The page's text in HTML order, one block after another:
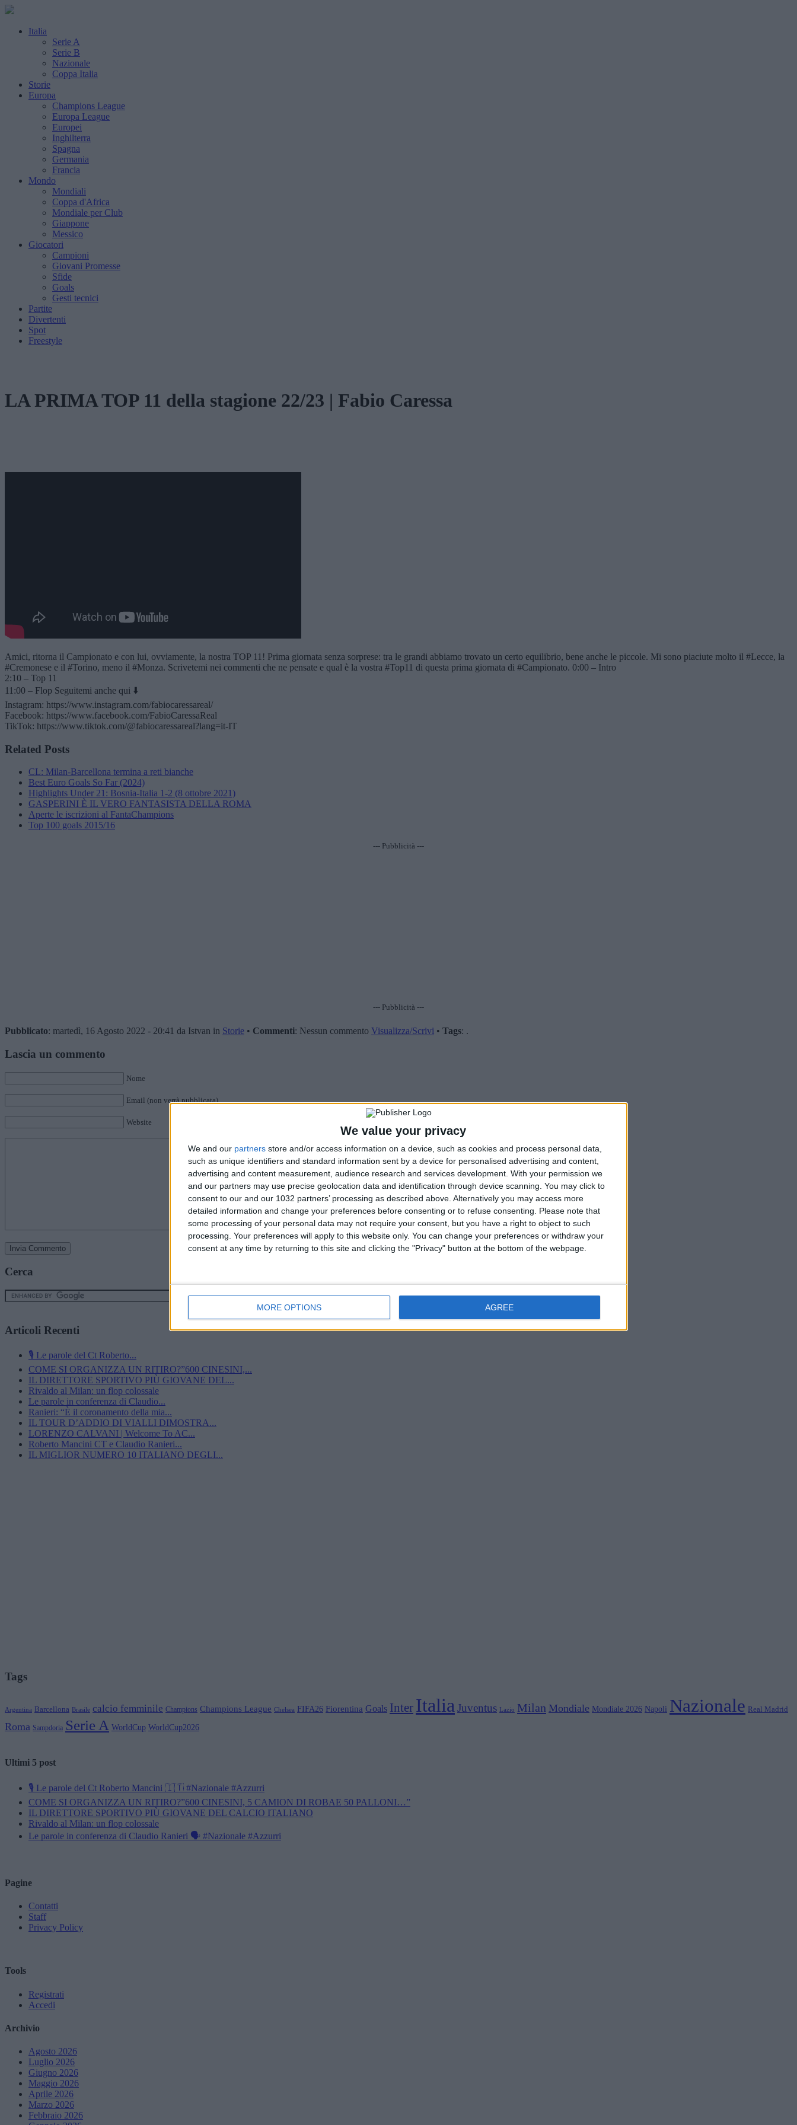
We value your privacy
We and our partners store and/or access information on a device, such as cookies and process personal data,
such as unique identifiers and standard information sent by a device for personalised advertising and content,
advertising and content measurement, audience research and services development. With your permission we
and our partners may use precise geolocation data and identification through device scanning. You may click to
consent to our and our 1032 partners’ processing as described above. Alternatively you may access more
detailed information and change your preferences before consenting or to refuse consenting.
Please note that
some processing of your personal data may not require your consent, but you have a right to object to such
processing. Your preferences will apply to this website only. You can change your preferences or withdraw your
consent at any time by returning to this site and clicking the "Privacy" button at the bottom of the webpage.
MORE OPTIONS AGREE
Italia
Serie A
Serie B
Nazionale
Coppa Italia
Storie
Europa
Champions League
Europa League
Europei
Inghilterra
Spagna
Germania
Francia
Mondo
Mondiali
Coppa d'Africa
Mondiale per Club
Giappone
Messico
Giocatori
Campioni
Giovani Promesse
Sfide
Goals
Gesti tecnici
Partite
Divertenti
Spot
Freestyle
LA PRIMA TOP 11 della stagione 22/23 | Fabio Caressa
Amici, ritorna il Campionato e con lui, ovviamente, la nostra TOP 11! Prima giornata senza sorprese: tra le grandi abbiamo trovato un certo equilibrio, bene anche le piccole. Mi sono piaciute molto il #Lecce, la
#Cremonese e il #Torino, meno il #Monza. Scrivetemi nei commenti che ne pensate e qual è la vostra #Top11 di questa prima giornata di #Campionato. 0:00 – Intro
2:10 – Top 11
11:00 – Flop Seguitemi anche qui ⬇️
Instagram: https://www.instagram.com/fabiocaressareal/
Facebook: https://www.facebook.com/FabioCaressaReal
TikTok: https://www.tiktok.com/@fabiocaressareal?lang=it-IT
Related Posts
CL: Milan-Barcellona termina a reti bianche
Best Euro Goals So Far (2024)
Highlights Under 21: Bosnia-Italia 1-2 (8 ottobre 2021)
GASPERINI È IL VERO FANTASISTA DELLA ROMA
Aperte le iscrizioni al FantaChampions
Top 100 goals 2015/16
--- Pubblicità ---
--- Pubblicità ---
Pubblicato: martedì, 16 Agosto 2022 - 20:41 da Istvan in Storie • Commenti: Nessun commento Visualizza/Scrivi • Tags: .
Lascia un commento
Nome
Email (non verrà pubblicata)
Website
Cerca
Articoli Recenti
🎙️ Le parole del Ct Roberto...
COME SI ORGANIZZA UN RITIRO?”600 CINESINI,...
IL DIRETTORE SPORTIVO PIÙ GIOVANE DEL...
Rivaldo al Milan: un flop colossale
Le parole in conferenza di Claudio...
Ranieri: “È il coronamento della mia...
IL TOUR D’ADDIO DI VIALLI DIMOSTRA...
LORENZO CALVANI | Welcome To AC...
Roberto Mancini CT e Claudio Ranieri...
IL MIGLIOR NUMERO 10 ITALIANO DEGLI...
Tags
Argentina Barcellona Brasile calcio femminile Champions Champions League Chelsea FIFA26 Fiorentina Goals Inter Italia Juventus Lazio Milan Mondiale Mondiale 2026 Napoli Nazionale Real Madrid
Roma Sampdoria Serie A WorldCup WorldCup2026
Ultimi 5 post
🎙️ Le parole del Ct Roberto Mancini 🇮🇹 #Nazionale #Azzurri
COME SI ORGANIZZA UN RITIRO?”600 CINESINI, 5 CAMION DI ROBAE 50 PALLONI…”
IL DIRETTORE SPORTIVO PIÙ GIOVANE DEL CALCIO ITALIANO
Rivaldo al Milan: un flop colossale
Le parole in conferenza di Claudio Ranieri 🗣️ #Nazionale #Azzurri
Pagine
Contatti
Staff
Privacy Policy
Tools
Registrati
Accedi
Archivio
Agosto 2026
Luglio 2026
Giugno 2026
Maggio 2026
Aprile 2026
Marzo 2026
Febbraio 2026